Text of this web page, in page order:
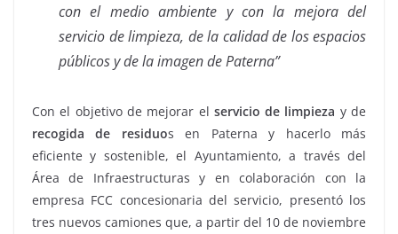
con el medio ambiente y con la mejora del
servicio de limpieza, de la calidad de los espacios
públicos y de la imagen de Paterna”
Con el objetivo de mejorar el servicio de limpieza y de
recogida de residuos en Paterna y hacerlo más
eficiente y sostenible, el Ayuntamiento, a través del
Área de Infraestructuras y en colaboración con la
empresa FCC concesionaria del servicio, presentó los
tres nuevos camiones que, a partir del 10 de noviembre